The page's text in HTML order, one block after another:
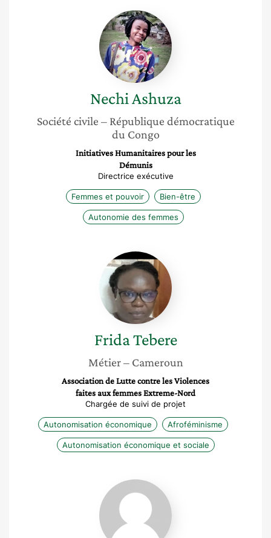
Nechi
Ashuza
NechiAshuza
Société civile – République démocratique
du Congo
Initiatives Humanitaires pour les
Démunis
Directrice exécutive
Femmes et pouvoir Bien-être
Autonomie des femmes
Frida
Tebere
FridaTebere
Métier – Cameroun
Association de Lutte contre les Violences
faites aux femmes Extreme-Nord
Chargée de suivi de projet
Autonomisation économique Afroféminisme
Autonomisation économique et sociale
Gnininmankiyé
épouse
Ineka
Ouattara